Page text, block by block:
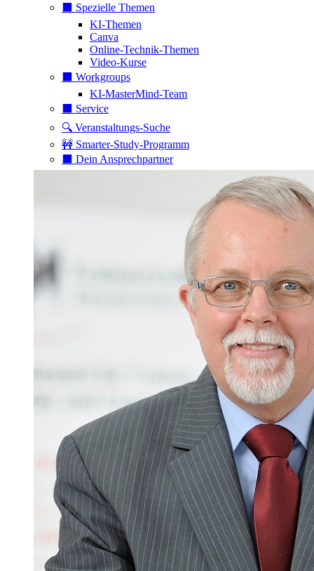
⬛️ Spezielle Themen
KI-Themen
Canva
Online-Technik-Themen
Video-Kurse
⬛️ Workgroups
KI-MasterMind-Team
⬛️ Service
🔍 Veranstaltungs-Suche
🚧 Smarter-Study-Programm
⬛️ Dein Ansprechpartner